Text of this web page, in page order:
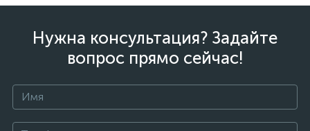
Нужна консультация? Задайте
вопрос прямо сейчас!